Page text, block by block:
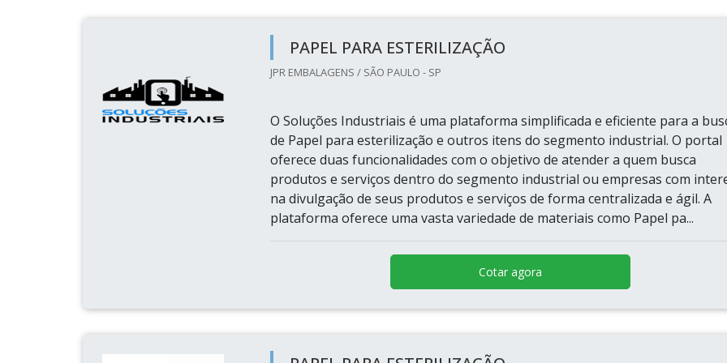
PAPEL PARA ESTERILIZAÇÃO
JPR EMBALAGENS / SÃO PAULO - SP
O Soluções Industriais é uma plataforma simplificada e eficiente para a
de Papel para esterilização e outros itens do segmento industrial. O portal
oferece duas funcionalidades com o objetivo de atender a quem busca
produtos e serviços dentro do segmento industrial ou empresas com
na divulgação de seus produtos e serviços de forma centralizada e ágil. A
plataforma oferece uma vasta variedade de materiais como Papel pa...
Cotar agora